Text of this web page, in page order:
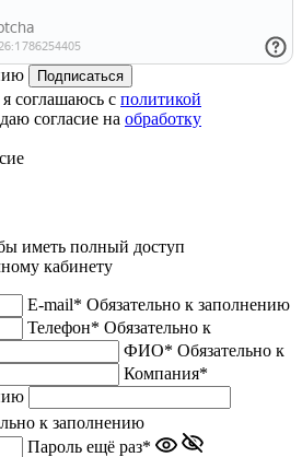
Подписаться
соглашаюсь с политикой
согласие на обработку
иметь полный доступ
кабинету
E-mail* Обязательно к заполнению
Телефон* Обязательно к
ФИО* Обязательно к
Компания*
к заполнению
Пароль ещё раз*